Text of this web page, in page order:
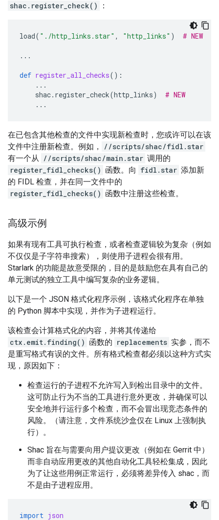
shac.register_check()
：
load( "./http_links.star" , "http_links" ) # NEW
...
def register_all_checks():
...
shac. register_check(http_links)
# NEW
...
在已包含其他检查的文件中实现新检查时，您或许可以在该
文件中注册新检查。例如，
//scripts/shac/fidl.star
有一个从 //scripts/shac/main.star 调用的
register_fidl_checks() 函数。向 fidl.star 添加新
的 FIDL 检查，并在同一文件中的
register_fidl_checks() 函数中注册这些检查。
高级示例
如果有现有工具可执行检查，或者检查逻辑较为复杂（例如
不仅仅是子字符串搜索），则使用子进程会很有用。
Starlark 的功能是故意受限的，目的是鼓励您在具有自己的
单元测试的独立工具中编写复杂的业务逻辑。
以下是一个 JSON 格式化程序示例，该格式化程序在单独
的 Python 脚本中实现，并作为子进程运行。
该检查会计算格式化的内容，并将其传递给
ctx.emit.finding() 函数的 replacements 实参，而不
是重写格式有误的文件。所有格式检查都必须以这种方式实
现，原因如下：
检查运行的子进程不允许写入到检出目录中的文件。
这可防止行为不当的工具进行意外更改，并确保可以
安全地并行运行多个检查，而不会冒出现竞态条件的
风险。（请注意，文件系统沙盒仅在 Linux 上强制执
行）。
Shac 旨在与需要向用户提议更改（例如在 Gerrit 中）
而非自动应用更改的其他自动化工具轻松集成，因此
为了让这些用例正常运行，必须将差异传入 shac，而
不是由子进程应用。
import json